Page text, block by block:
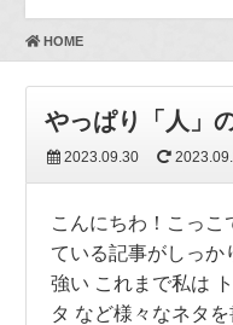
HOME
やっぱり「人」
2023.09.30
こんにちわ！こっ
ている記事がしっ
強い これまで私は
タ など様々なネタ